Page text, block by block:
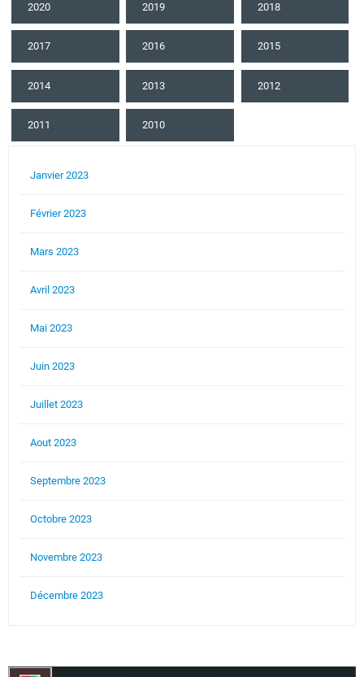
2020 2019 2018
2017 2016 2015
2014 2013 2012
2011 2010
Janvier 2023
Février 2023
Mars 2023
Avril 2023
Mai 2023
Juin 2023
Juillet 2023
Aout 2023
Septembre 2023
Octobre 2023
Novembre 2023
Décembre 2023